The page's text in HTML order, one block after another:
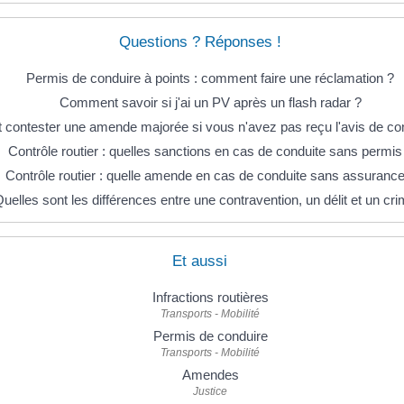
Questions ? Réponses !
Permis de conduire à points : comment faire une réclamation ?
Comment savoir si j'ai un PV après un flash radar ?
contester une amende majorée si vous n'avez pas reçu l'avis de
Contrôle routier : quelles sanctions en cas de conduite sans permis
Contrôle routier : quelle amende en cas de conduite sans
sont les différences entre une contravention, un délit et un
Et aussi
Infractions routières
Transports - Mobilité
Permis de conduire
Transports - Mobilité
Amendes
Justice